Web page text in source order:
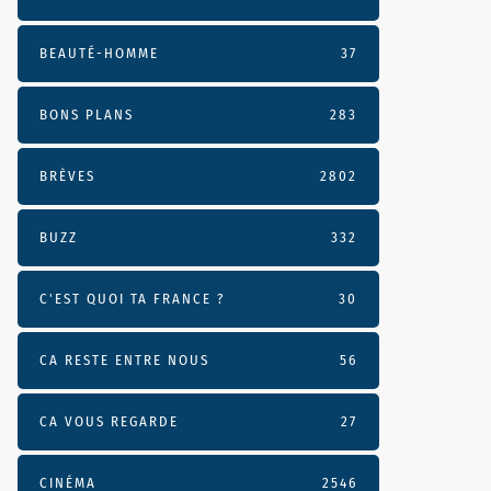
BEAUTÉ-HOMME 37
BONS PLANS 283
BRÈVES 2802
BUZZ 332
C'EST QUOI TA FRANCE ? 30
CA RESTE ENTRE NOUS 56
CA VOUS REGARDE 27
CINÉMA 2546